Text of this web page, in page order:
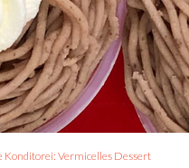
Konditorei: Vermicelles Dessert